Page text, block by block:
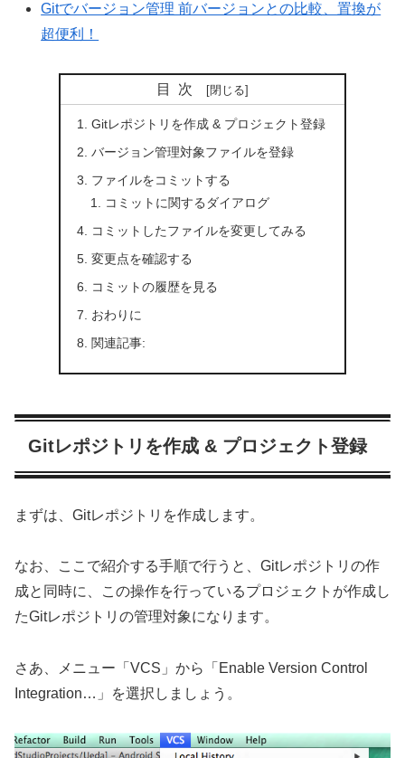
Gitでバージョン管理 前バージョンとの比較、置換が
超便利！
目次
Gitレポジトリを作成 & プロジェクト登録
バージョン管理対象ファイルを登録
ファイルをコミットする
コミットに関するダイアログ
コミットしたファイルを変更してみる
変更点を確認する
コミットの履歴を見る
おわりに
関連記事:
Gitレポジトリを作成 & プロジェクト登録
まずは、Gitレポジトリを作成します。
なお、ここで紹介する手順で行うと、Gitレポジトリの作
成と同時に、この操作を行っているプロジェクトが作成し
たGitレポジトリの管理対象になります。
さあ、メニュー「VCS」から「Enable Version Control
Integration…」を選択しましょう。